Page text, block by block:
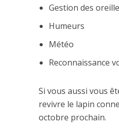
Gestion des
Humeurs
Météo
Reconnaissance
Si vous aussi vous
revivre le lapin
octobre prochain.